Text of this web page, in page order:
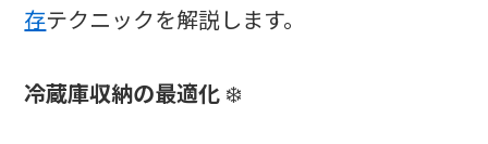
存テクニックを解説します。
冷蔵庫収納の最適化 ❄️